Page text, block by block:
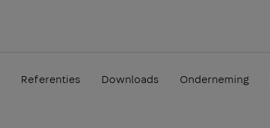
Referenties Downloads Onderneming